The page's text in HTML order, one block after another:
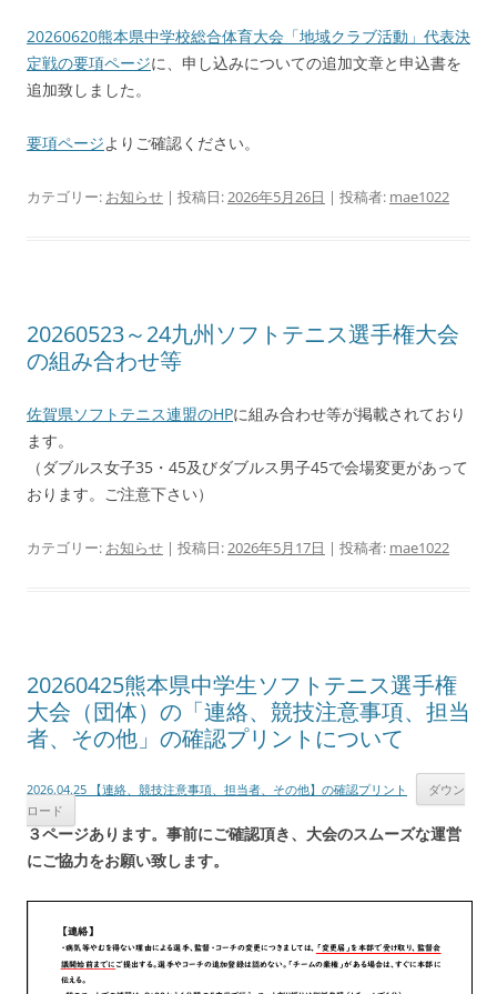
20260620熊本県中学校総合体育大会「地域クラブ活動」代表決
定戦の要項ページに、申し込みについての追加文章と申込書を
追加致しました。
要項ページよりご確認ください。
カテゴリー: お知らせ | 投稿日:2026年5月26日 | 投稿者: mae1022
20260523～24九州ソフトテニス選手権大会
の組み合わせ等
佐賀県ソフトテニス連盟のHPに組み合わせ等が掲載されており
ます。
（ダブルス女子35・45及びダブルス男子45で会場変更があって
おります。ご注意下さい）
カテゴリー: お知らせ | 投稿日:2026年5月17日 | 投稿者: mae1022
20260425熊本県中学生ソフトテニス選手権
大会（団体）の「連絡、競技注意事項、担当
者、その他」の確認プリントについて
2026.04.25 【連絡、競技注意事項、担当者、その他】の確認プリント
ダウン
ロード
３ページあります。事前にご確認頂き、大会のスムーズな運営
にご協力をお願い致します。